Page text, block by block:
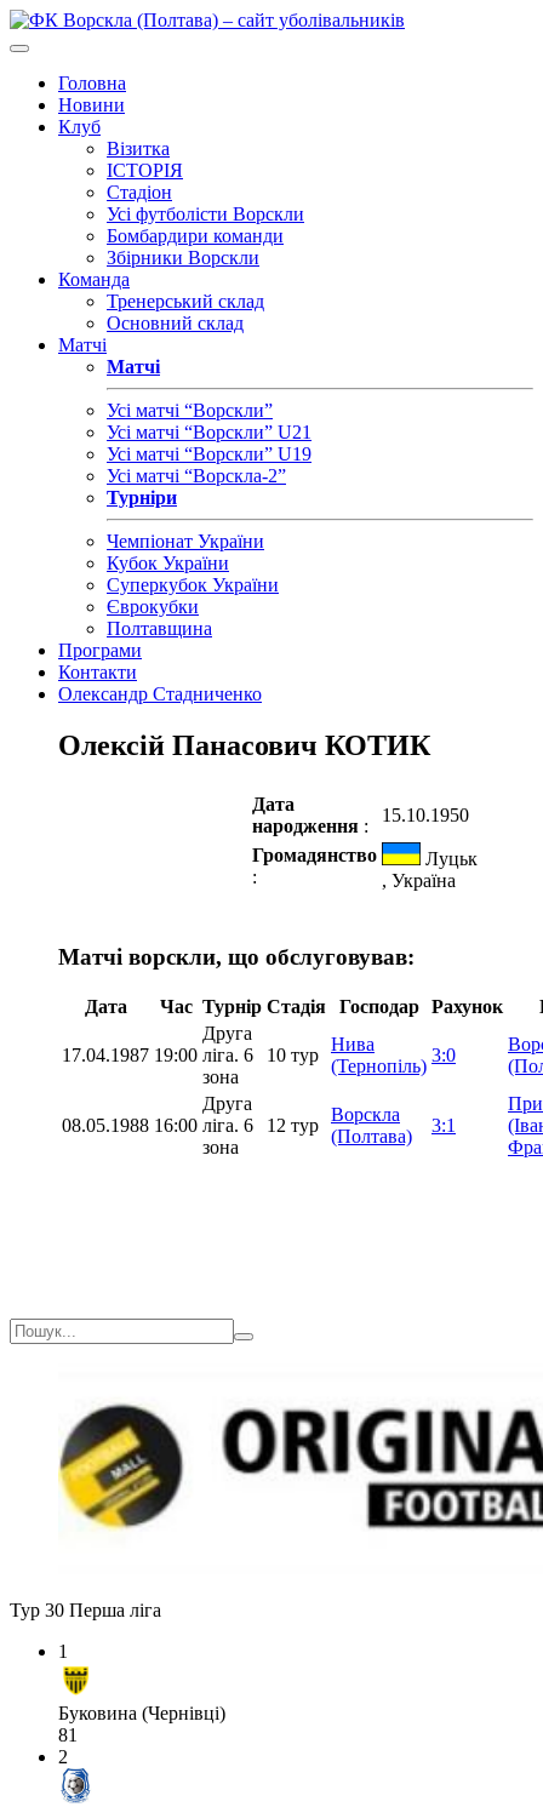
Головна
Новини
Клуб
Візитка
ІСТОРІЯ
Стадіон
Усі футболісти Ворскли
Бомбардири команди
Збірники Ворскли
Команда
Тренерський склад
Основний склад
Матчі
Матчі
Усі матчі “Ворскли”
Усі матчі “Ворскли” U21
Усі матчі “Ворскли” U19
Усі матчі “Ворскла-2”
Турніри
Чемпіонат України
Кубок України
Суперкубок України
Єврокубки
Полтавщина
Програми
Контакти
Олександр Стадниченко
Олексій Панасович КОТИК
Дата
народження :
15.10.1950
Громадянство
:
Луцьк
, Україна
Матчі ворскли, що обслуговував:
Дата Час Турнір Стадія Господар Рахунок
17.04.1987 19:00
Друга
ліга. 6
зона
10 тур
Нива
(Тернопіль)
3:0
08.05.1988 16:00
Друга
ліга. 6
зона
12 тур
Ворскла
(Полтава)
3:1
Тур 30 Перша ліга
1
Буковина (Чернівці)
81
2